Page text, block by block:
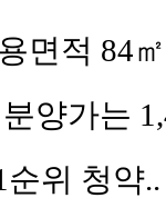
면적 84
양가는
순위 청